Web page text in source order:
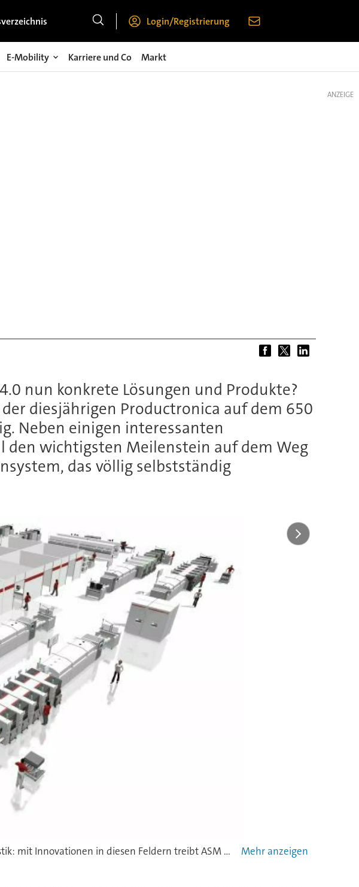
Login/Registrierung
E-Mobility Karriere und Co Markt
nun konkrete Lösungen und Produkte?
diesjährigen Productronica auf dem 650
Neben einigen interessanten
den wichtigsten Meilenstein auf dem Weg
das völlig selbstständig
Leistungsstarke Fertigungslösungen, Automatisierung, Prozessintegration und Materiallogistik: mit Innovationen in diesen Feldern treibt ASM die Entwicklung der Smart SMT Factory.
ANZEIGE